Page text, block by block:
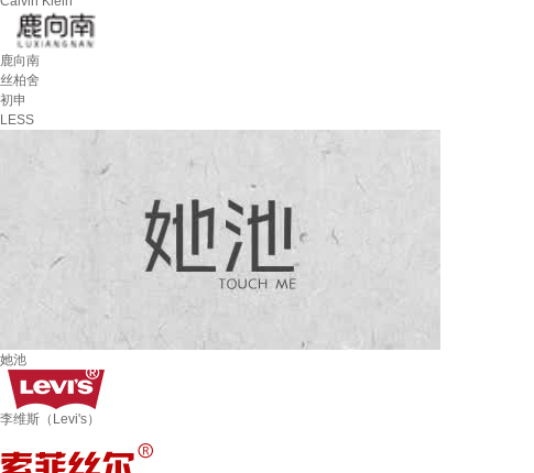
鹿向南
丝柏舍
初申
LESS
她池
李维斯（Levi's）